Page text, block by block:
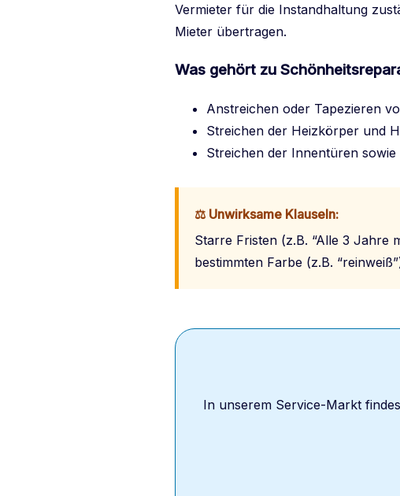
Vermieter für die Instandhaltung
Mieter übertragen.
Was gehört zu
Anstreichen oder Tapezieren
Streichen der Heizkörper und
Streichen der Innentüren
⚖️ Unwirksame Klauseln:
Starre Fristen (z.B. “Alle 3 Jahre
bestimmten Farbe (z.B.
In unserem Service-Markt